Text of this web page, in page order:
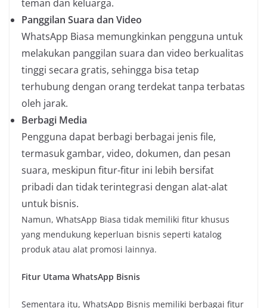
teman dan keluarga.
Panggilan Suara dan Video
WhatsApp Biasa memungkinkan pengguna untuk
melakukan panggilan suara dan video berkualitas
tinggi secara gratis, sehingga bisa tetap
terhubung dengan orang terdekat tanpa terbatas
oleh jarak.
Berbagi Media
Pengguna dapat berbagi berbagai jenis file,
termasuk gambar, video, dokumen, dan pesan
suara, meskipun fitur-fitur ini lebih bersifat
pribadi dan tidak terintegrasi dengan alat-alat
untuk bisnis.
Namun, WhatsApp Biasa tidak memiliki fitur khusus
yang mendukung keperluan bisnis seperti katalog
produk atau alat promosi lainnya.
Fitur Utama WhatsApp Bisnis
Sementara itu, WhatsApp Bisnis memiliki berbagai fitur